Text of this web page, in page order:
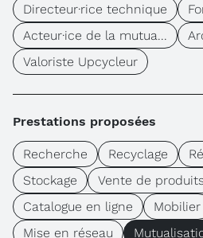
Directeur·rice technique
Acteur·ice de la mutua...
Valoriste Upcycleur
Prestations proposées
Recherche Recyclage
Stockage
Vente de
Catalogue en ligne
Mobilier
Mise en réseau